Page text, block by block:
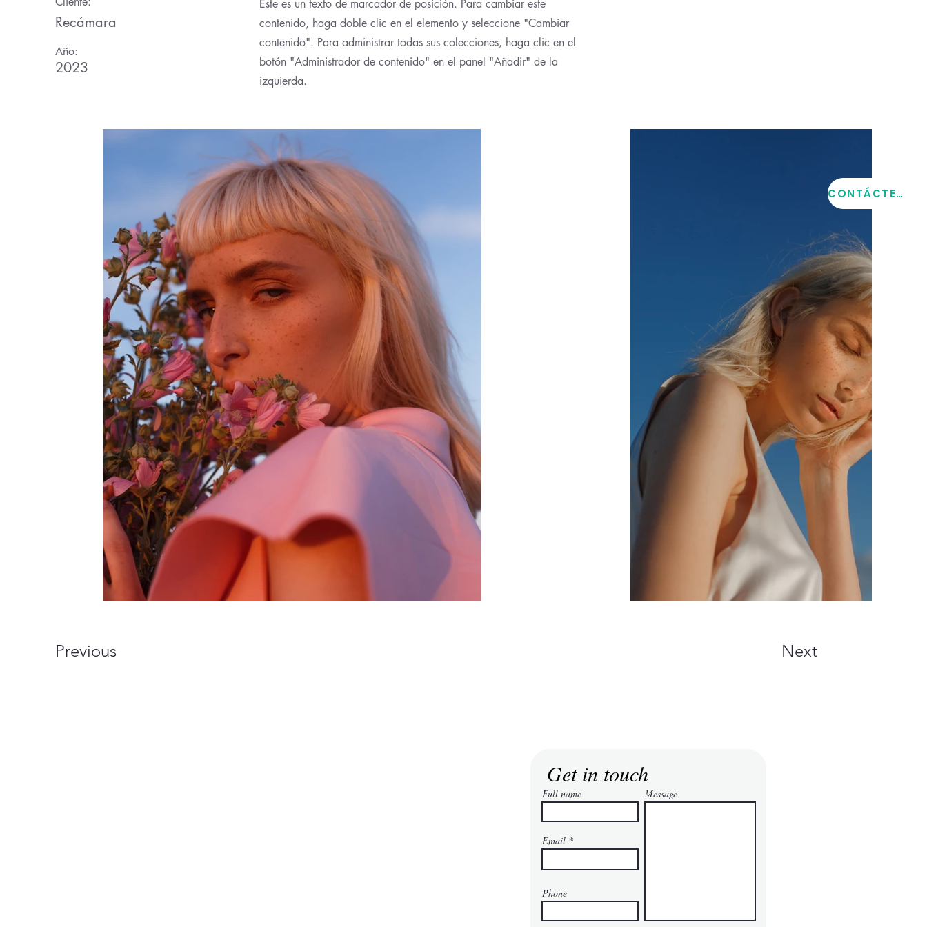
CONTÁCTENOS
Recámara
Año:
2023
Este es un texto de marcador de posición. Para cambiar este
contenido, haga doble clic en el elemento y seleccione "Cambiar
contenido". Para administrar todas sus colecciones, haga clic en el
botón "Administrador de contenido" en el panel "Añadir" de la
izquierda.
Previous Next
Get in touch
Full name
Email
Phone
Message